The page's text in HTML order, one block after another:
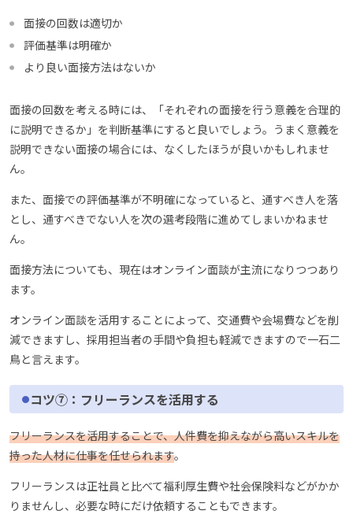
面接の回数は適切か
評価基準は明確か
より良い面接方法はないか
面接の回数を考える時には、「それぞれの面接を行う意義を合理的
に説明できるか」を判断基準にすると良いでしょう。うまく意義を
説明できない面接の場合には、なくしたほうが良いかもしれませ
ん。
また、面接での評価基準が不明確になっていると、通すべき人を落
とし、通すべきでない人を次の選考段階に進めてしまいかねませ
ん。
面接方法についても、現在はオンライン面談が主流になりつつあり
ます。
オンライン面談を活用することによって、交通費や会場費などを削
減できますし、採用担当者の手間や負担も軽減できますので一石二
鳥と言えます。
コツ⑦：フリーランスを活用する
フリーランスを活用することで、人件費を抑えながら高いスキルを
持った人材に仕事を任せられます。
フリーランスは正社員と比べて福利厚生費や社会保険料などがかか
りませんし、必要な時にだけ依頼することもできます。